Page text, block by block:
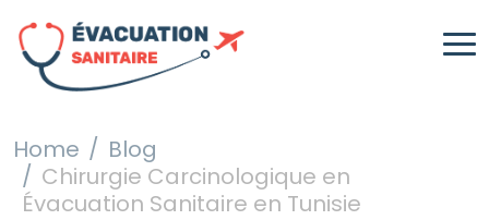
Home
Blog
Chirurgie Carcinologique en
Évacuation Sanitaire en Tunisie